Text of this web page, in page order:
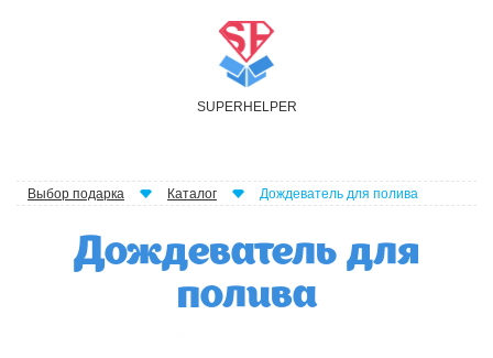
SUPER H ELPER
Выбор подарка Каталог Дождеватель для полива
Дождеватель для
полива